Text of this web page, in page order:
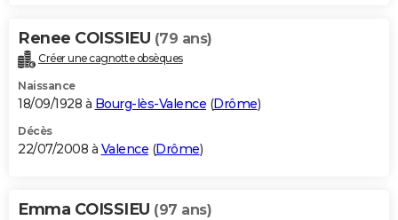
Renee COISSIEU (79 ans)
Créer une cagnotte obsèques
Naissance
18/09/1928 à Bourg-lès-Valence (Drôme)
Décès
22/07/2008 à Valence (Drôme)
Emma COISSIEU (97 ans)